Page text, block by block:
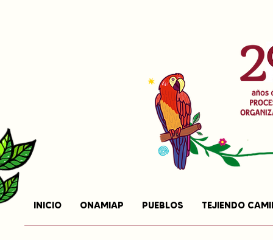
INICIO ONAMIAP PUEBLOS TEJIENDO